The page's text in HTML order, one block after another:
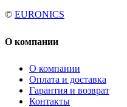
© EURONICS
О компании
О компании
Оплата и доставка
Гарантия и возврат
Контакты